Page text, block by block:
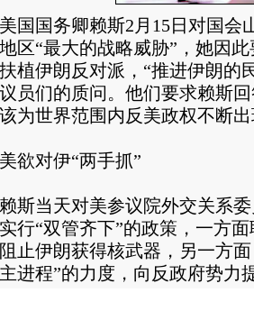
国务卿赖斯2月15日对国会
区“最大的战略威胁”，她因
植伊朗反对派，“推进伊朗的
员们的质问。他们要求赖斯
为世界范围内反美政权不断
对伊“两手抓”
当天对美参议院外交关系委
行“双管齐下”的政策，一方
止伊朗获得核武器，另一方
进程”的力度，向反政府势力